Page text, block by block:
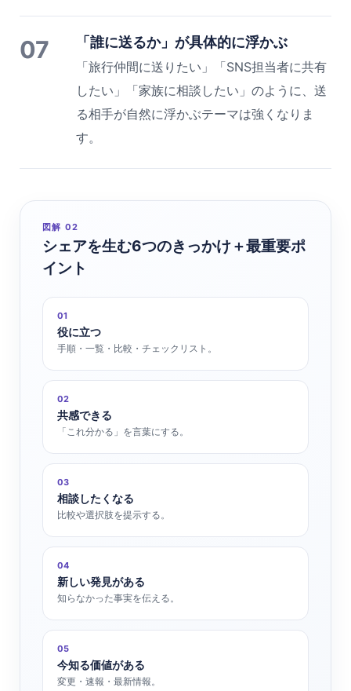
07 「誰に送るか」が具体的に浮かぶ
「旅行仲間に送りたい」「SNS担当者に共有
したい」「家族に相談したい」のように、送
る相手が自然に浮かぶテーマは強くなりま
す。
図解 02
シェアを生む6つのきっかけ＋最重要ポ
イント
01
役に立つ
手順・一覧・比較・チェックリスト。
02
共感できる
「これ分かる」を言葉にする。
03
相談したくなる
比較や選択肢を提示する。
04
新しい発見がある
知らなかった事実を伝える。
05
今知る価値がある
変更・速報・最新情報。